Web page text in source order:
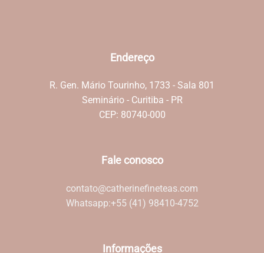
Endereço
R. Gen. Mário Tourinho, 1733 - Sala 801
Seminário - Curitiba - PR
CEP: 80740-000
Fale conosco
contato@catherinefineteas.com
Whatsapp:+55 (41) 98410-4752
Informações